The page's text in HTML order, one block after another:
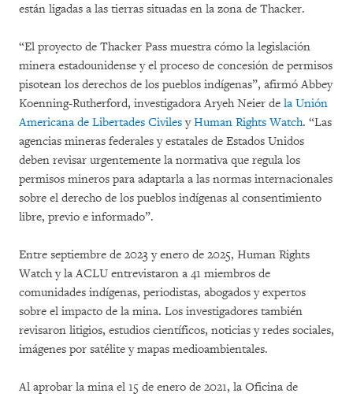
están ligadas a las tierras situadas en la zona de Thacker.
“El proyecto de Thacker Pass muestra cómo la legislación
minera estadounidense y el proceso de concesión de permisos
pisotean los derechos de los pueblos indígenas”, afirmó Abbey
Koenning-Rutherford, investigadora Aryeh Neier de la Unión
Americana de Libertades CivilesyHuman Rights Watch. “Las
agencias mineras federales y estatales de Estados Unidos
deben revisar urgentemente la normativa que regula los
permisos mineros para adaptarla a las normas internacionales
sobre el derecho de los pueblos indígenas al consentimiento
libre, previo e informado”.
Entre septiembre de 2023 y enero de 2025, Human Rights
Watch y la ACLU entrevistaron a 41 miembros de
comunidades indígenas, periodistas, abogados y expertos
sobre el impacto de la mina. Los investigadores también
revisaron litigios, estudios científicos, noticias y redes sociales,
imágenes por satélite y mapas medioambientales.
Al aprobar la mina el 15 de enero de 2021, la Oficina de